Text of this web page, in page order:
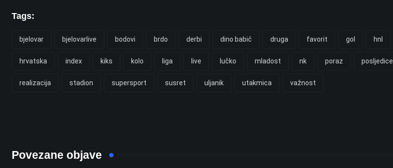
Tags:
bjelovar bjelovarlive bodovi brdo derbi dino babić druga favorit gol hnl
hrvatska index kiks kolo liga live lučko mladost nk poraz posljedice
realizacija stadion supersport susret uljanik utakmica važnost
Povezane objave